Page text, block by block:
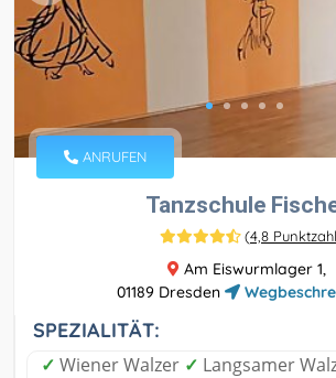
ANRUFEN
Tanzschule
(4,8 Punktzahl
Am Eiswurmlager 1,
01189 Dresden
SPEZIALITÄT:
✓ Wiener Walzer ✓ Langsamer